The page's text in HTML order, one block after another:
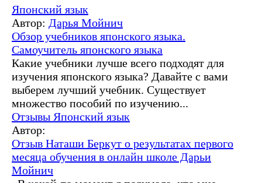
Японский язык
Автор: Дарья Мойнич
Обзор учебников японского языка.
Самоучитель японского языка
Какие учебники лучше всего подходят для
изучения японского языка? Давайте с вами
выберем лучший учебник. Существует
множество пособий по изучению...
Отзывы Японский язык
Автор:
Отзыв Наташи Беркут о результатах первого
месяца обучения в онлайн школе Дарьи
Мойнич